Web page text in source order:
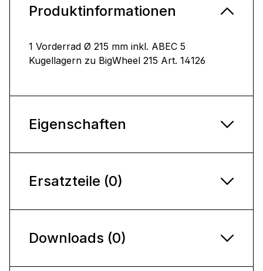
Produktinformationen
1 Vorderrad Ø 215 mm inkl. ABEC 5
Kugellagern zu BigWheel 215 Art. 14126
Eigenschaften
Ersatzteile (0)
Downloads (0)